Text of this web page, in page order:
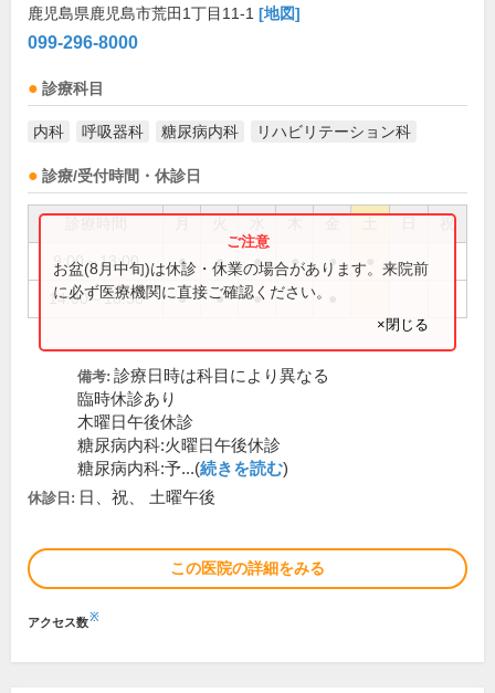
鹿児島県鹿児島市荒田1丁目11-1 [地図]
099-296-8000
診療科目
内科 呼吸器科 糖尿病内科 リハビリテーション科
診療/受付時間・休診日
祝
9:00～13:00 ● ● ● ● ●
14:00～18:30 ● ● ●
お盆(8月中旬)は休診・休業の場合があります。来院前
に必ず医療機関に直接ご確認ください。
×閉じる
備考: 診療日時は科目により異なる
臨時休診あり
木曜日午後休診
糖尿病内科:火曜日午後休診
糖尿病内科:予...(続きを読む)
休診日: 日、祝、 土曜午後
この医院の詳細をみる
アクセス数※